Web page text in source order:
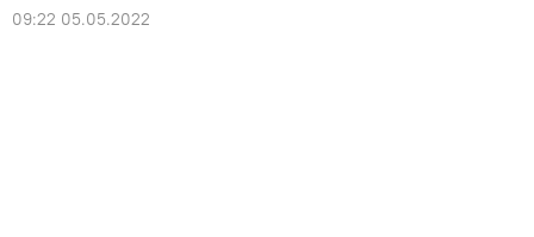
09:22 05.05.2022